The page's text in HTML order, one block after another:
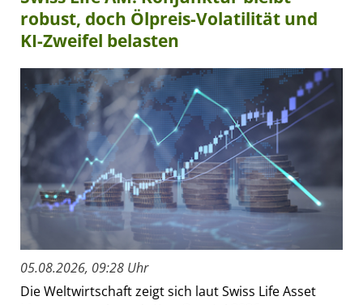
robust, doch Ölpreis-Volatilität und
KI-Zweifel belasten
05.08.2026, 09:28 Uhr
Die Weltwirtschaft zeigt sich laut Swiss Life Asset